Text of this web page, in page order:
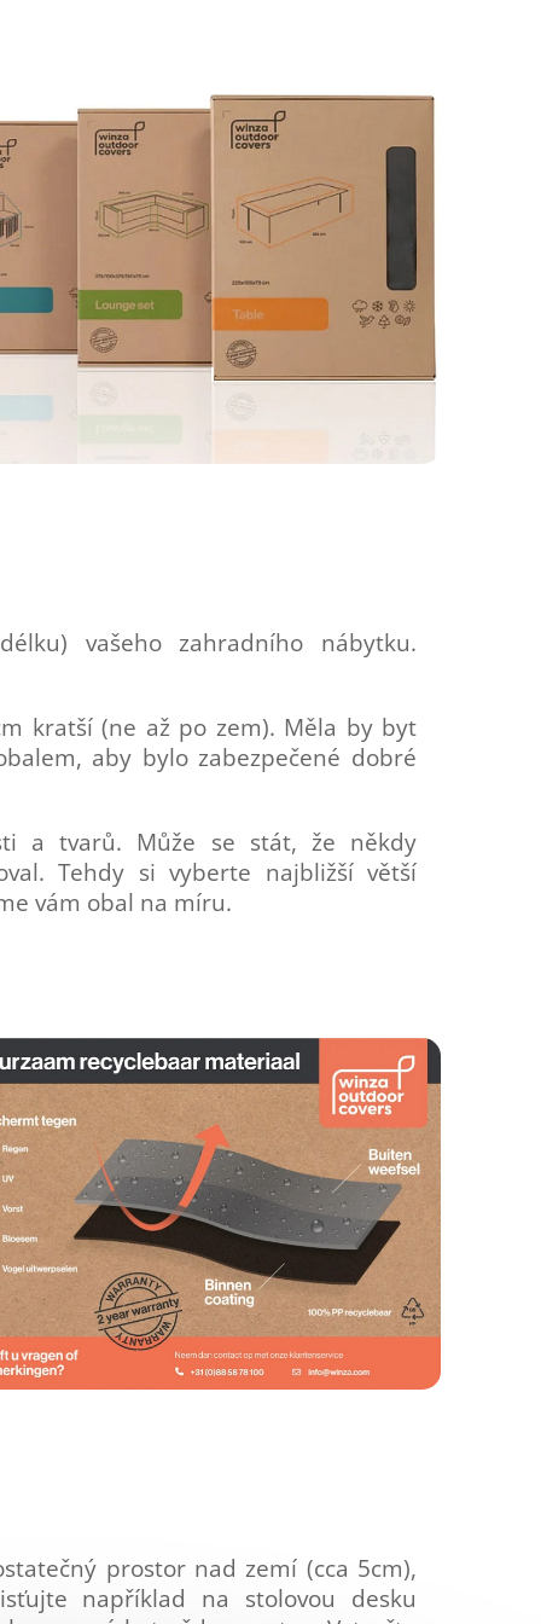
vašeho zahradního nábytku.
kratší (ne až po zem). Měla by byt
aby bylo zabezpečené dobré
a tvarů. Může se stát, že někdy
Tehdy si vyberte najbližší větší
vám obal na míru.
prostor nad zemí (cca 5cm),
například na stolovou desku